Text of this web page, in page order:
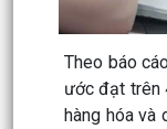
Theo báo
ước đạt trên
hàng hóa và